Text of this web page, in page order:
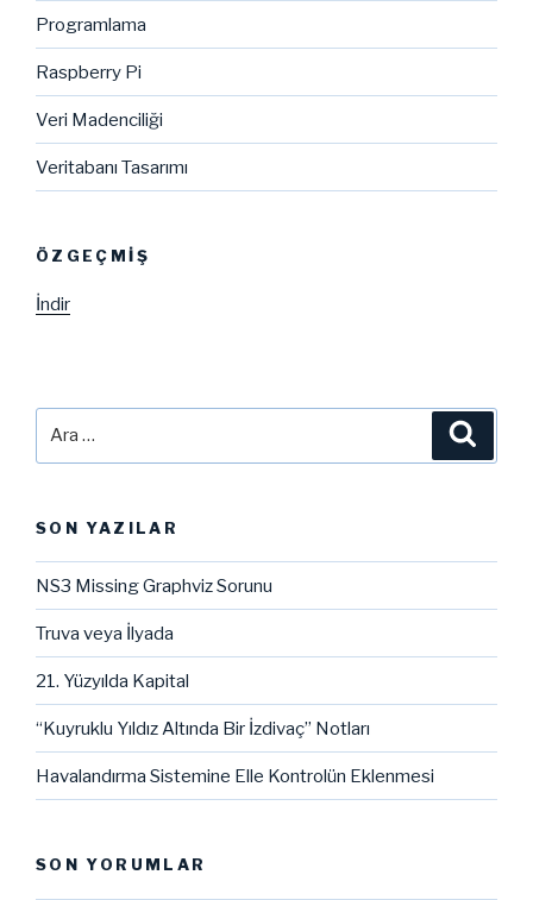
Programlama
Raspberry Pi
Veri Madenciliği
Veritabanı Tasarımı
ÖZGEÇMIŞ
İndir
SON YAZILAR
NS3 Missing Graphviz Sorunu
Truva veya İlyada
21. Yüzyılda Kapital
“Kuyruklu Yıldız Altında Bir İzdivaç” Notları
Havalandırma Sistemine Elle Kontrolün Eklenmesi
SON YORUMLAR